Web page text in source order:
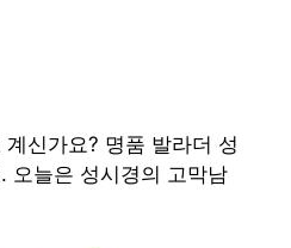
신가요? 명품 발라더 성
오늘은 성시경의 고막남